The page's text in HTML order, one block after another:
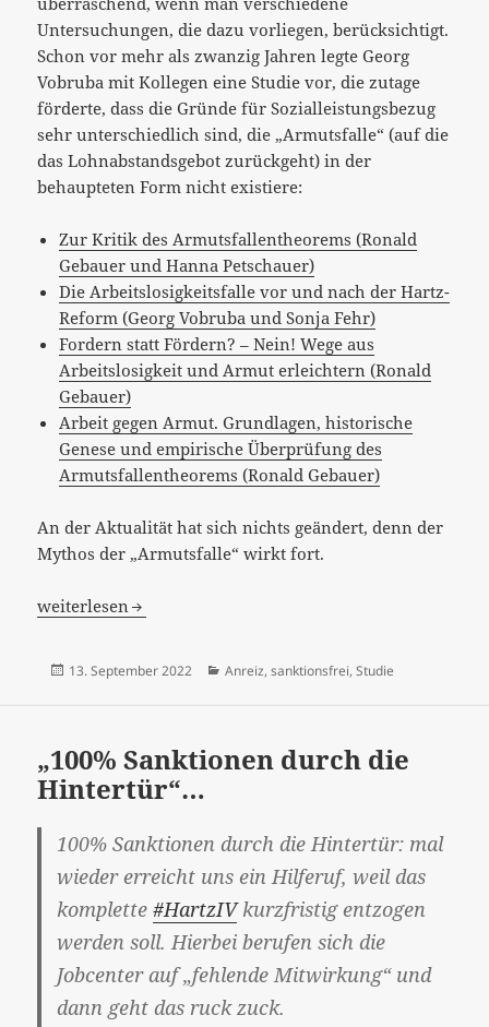
Untersuchungen, die dazu vorliegen, berücksichtigt.
Schon vor mehr als zwanzig Jahren legte Georg
Vobruba mit Kollegen eine Studie vor, die zutage
förderte, dass die Gründe für Sozialleistungsbezug
sehr unterschiedlich sind, die „Armutsfalle“ (auf die
das Lohnabstandsgebot zurückgeht) in der
behaupteten Form nicht existiere:
Zur Kritik des Armutsfallentheorems (Ronald
Gebauer und Hanna Petschauer)
Die Arbeitslosigkeitsfalle vor und nach der Hartz-
Reform (Georg Vobruba und Sonja Fehr)
Fordern statt Fördern? – Nein! Wege aus
Arbeitslosigkeit und Armut erleichtern (Ronald
Gebauer)
Arbeit gegen Armut. Grundlagen, historische
Genese und empirische Überprüfung des
Armutsfallentheorems (Ronald Gebauer)
An der Aktualität hat sich nichts geändert, denn der
Mythos der „Armutsfalle“ wirkt fort.
„Hartz Plus – Unsere Studie über die Auswirkungen
weiterlesen
Veröffentlicht
13. September 2022 Kategorien
Anreiz, sanktionsfrei, Studie
„100% Sanktionen durch die
Hintertür“…
100% Sanktionen durch die Hintertür: mal
wieder erreicht uns ein Hilferuf, weil das
komplette#HartzIVkurzfristig entzogen
werden soll. Hierbei berufen sich die
Jobcenter auf „fehlende Mitwirkung“ und
dann geht das ruck zuck.